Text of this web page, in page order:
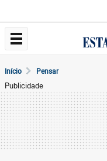
Início Pensar
Publicidade